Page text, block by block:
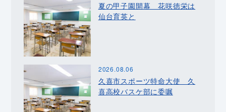
夏の甲子園開幕 花咲徳栄は
仙台育英と
2026.08.06
久喜市スポーツ特命大使 久
喜高校バスケ部に委嘱